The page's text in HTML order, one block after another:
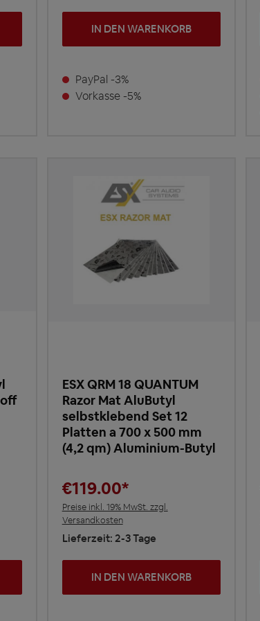
IN DEN WARENKORB
PayPal -3%
Vorkasse -5%
ESX QRM 18 QUANTUM
Razor Mat AluButyl
selbstklebend Set 12
Platten a 700 x 500 mm
(4,2 qm) Aluminium-Butyl
€119.00*
Preise inkl. 19% MwSt. zzgl.
Versandkosten
Lieferzeit: 2-3 Tage
IN DEN WARENKORB